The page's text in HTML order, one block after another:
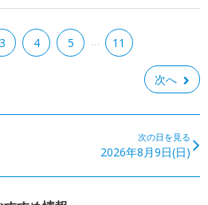
3 4 5 … 11
次へ
次の日を見る
2026年8月9日(日)